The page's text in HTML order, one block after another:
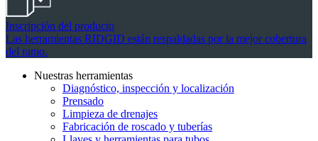
Inscripción del producto
Las herramientas RIDGID están respaldadas por la mejor cobertura
del ramo.
Nuestras herramientas
Diagnóstico, inspección y localización
Prensado
Limpieza de drenajes
Fabricación de roscado y tuberías